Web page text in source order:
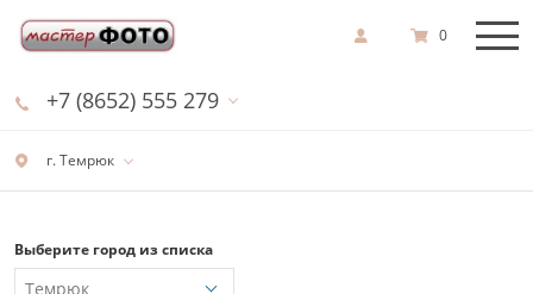
г. Темрюк
+7 (8652) 555 279
0
Выберите город из списка